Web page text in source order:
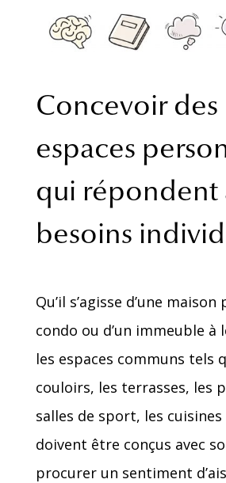
Concevoir des
espaces
qui répondent
besoins
Qu’il s’agisse d’une maison
condo ou d’un immeuble à
les espaces communs tels
couloirs, les terrasses, les
salles de sport, les
doivent être conçus avec
procurer un sentiment